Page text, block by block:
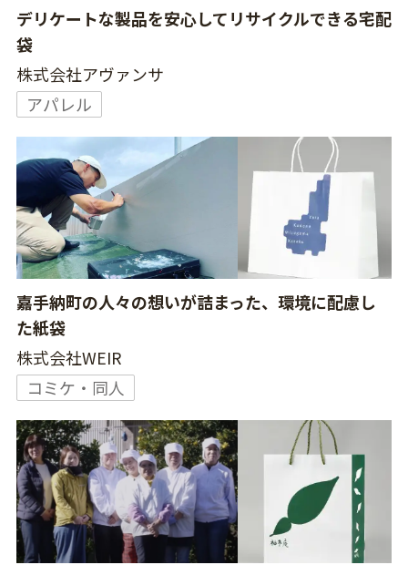
デリケートな製品を安心してリサイクルできる宅配
袋
株式会社アヴァンサ
アパレル
嘉手納町の人々の想いが詰まった、環境に配慮し
た紙袋
株式会社WEIR
コミケ・同人